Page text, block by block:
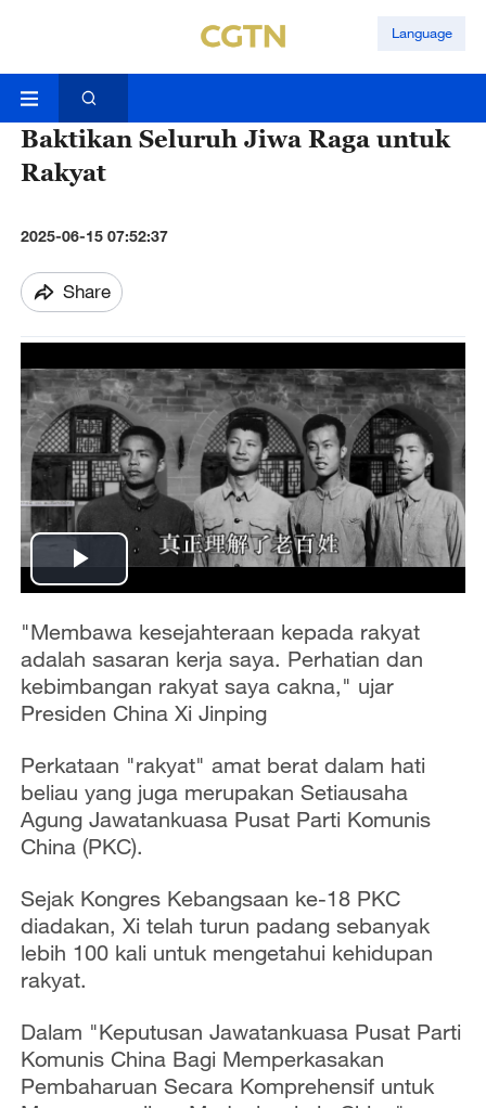
Language
Baktikan Seluruh Jiwa Raga untuk
Rakyat
2025-06-15 07:52:37
Share
P
l
a
y
V
i
e
o
"Membawa kesejahteraan kepada rakyat
adalah sasaran kerja saya. Perhatian dan
kebimbangan rakyat saya cakna," ujar
Presiden China Xi Jinping
Perkataan "rakyat" amat berat dalam hati
beliau yang juga merupakan Setiausaha
Agung Jawatankuasa Pusat Parti Komunis
China (PKC).
Sejak Kongres Kebangsaan ke-18 PKC
diadakan, Xi telah turun padang sebanyak
lebih 100 kali untuk mengetahui kehidupan
rakyat.
Dalam "Keputusan Jawatankuasa Pusat Parti
Komunis China Bagi Memperkasakan
Pembaharuan Secara Komprehensif untuk